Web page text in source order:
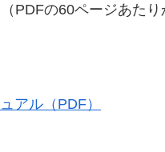
PDFの60ページあたり
アル（PDF）